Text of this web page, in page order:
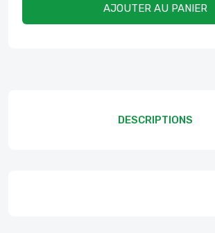
AJOUTER AU PANIER
DESCRIPTIONS